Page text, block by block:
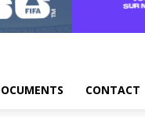
CONTACT